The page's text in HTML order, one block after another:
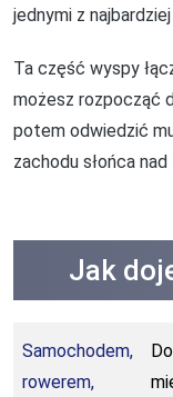
jednymi z
Ta część wyspy
możesz rozpocząć
potem odwiedzić
zachodu słońca nad
Jak
Samochodem,
rowerem,